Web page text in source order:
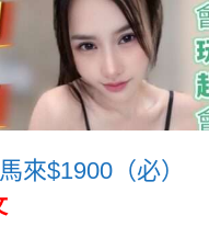
馬來$1900（必）